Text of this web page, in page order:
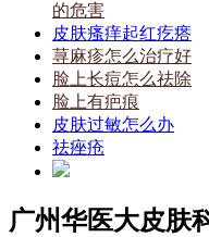
的危害
皮肤瘙痒起红疙瘩
荨麻疹怎么治疗好
脸上长痘怎么祛除
脸上有疤痕
皮肤过敏怎么办
祛痤疮
广州华医大皮肤